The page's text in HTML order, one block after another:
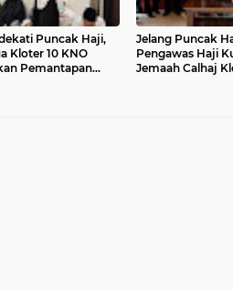
Puncak Haji,
Kloter 10 KNO
Pemantapan
Jelang Puncak
Pengawas Haji
Jemaah Calhaj